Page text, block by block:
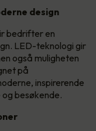
design
bedrifter en
LED-teknologi gir
også muligheten
på
inspirerende
besøkende.